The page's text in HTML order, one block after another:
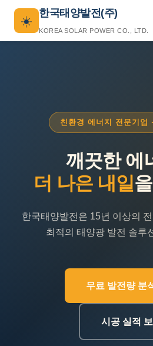
☀️
한국태양발전(주)
KOREA SOLAR POWER CO., LTD.
친환경 에너지 전문기업
깨끗한 에
더 나은 내일
한국태양발전은 15년 이상의
최적의 태양광 발전 솔루
무료 발전량 분
시공 실적 보